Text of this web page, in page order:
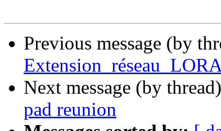
Previous message (by
Next message (by
pad reunion